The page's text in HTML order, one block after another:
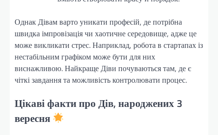
Однак Дівам варто уникати професій, де потрібна
швидка імпровізація чи хаотичне середовище, адже це
може викликати стрес. Наприклад, робота в стартапах із
нестабільним графіком може бути для них
виснажливою. Найкраще Діви почуваються там, де є
чіткі завдання та можливість контролювати процес.
Цікаві факти про Дів, народжених 3
вересня